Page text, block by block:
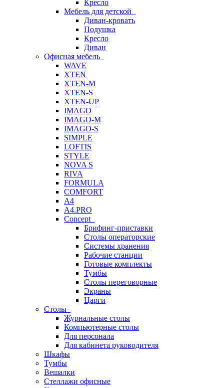
Кресло
Мебель для детской
Диван-кровать
Подушка
Кресло
Диван
Офисная мебель
WAVE
XTEN
XTEN-M
XTEN-S
XTEN-UP
IMAGO
IMAGO-M
IMAGO-S
SIMPLE
LOFTIS
STYLE
NOVA S
RIVA
FORMULA
COMFORT
A4
A4.PRO
Concept
Брифинг-приставки
Столы операторские
Системы хранения
Рабочие станции
Готовые комплекты
Тумбы
Столы переговорные
Экраны
Царги
Столы
Журнальные столы
Компьютерные столы
Для персонала
Для кабинета руководителя
Шкафы
Тумбы
Вешалки
Стеллажи офисные